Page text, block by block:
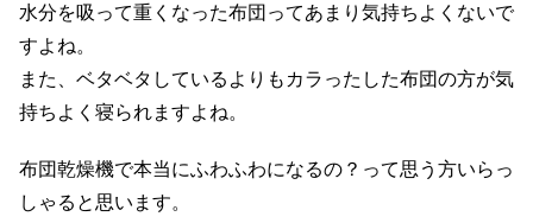
水分を吸って重くなった布団ってあまり気持ちよくないで
すよね。
また、ベタベタしているよりもカラったした布団の方が気
持ちよく寝られますよね。
布団乾燥機で本当にふわふわになるの？って思う方いらっ
しゃると思います。